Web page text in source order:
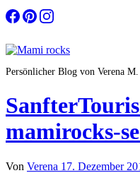
Zum
Inhalt
Persönlicher Blog von Verena M.
mamirocks-
Von Verena 17. Dezember